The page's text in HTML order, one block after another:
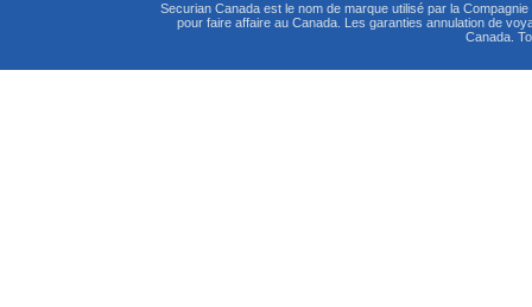
Securian Canada est le nom de marque utilisé par la
pour faire affaire au Canada. Les garanties annulation de
Canada.